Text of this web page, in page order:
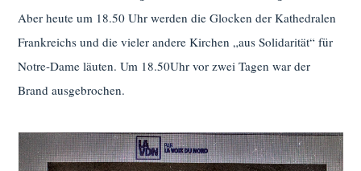
Aber heute um 18.50 Uhr werden die Glocken der Kathedralen
Frankreichs und die vieler andere Kirchen „aus Solidarität“ für
Notre-Dame läuten. Um 18.50Uhr vor zwei Tagen war der
Brand ausgebrochen.